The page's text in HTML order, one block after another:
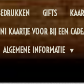
GIFTS
KAARTJE VOOR BIJ EEN
ALGEMENE INFORMATIE